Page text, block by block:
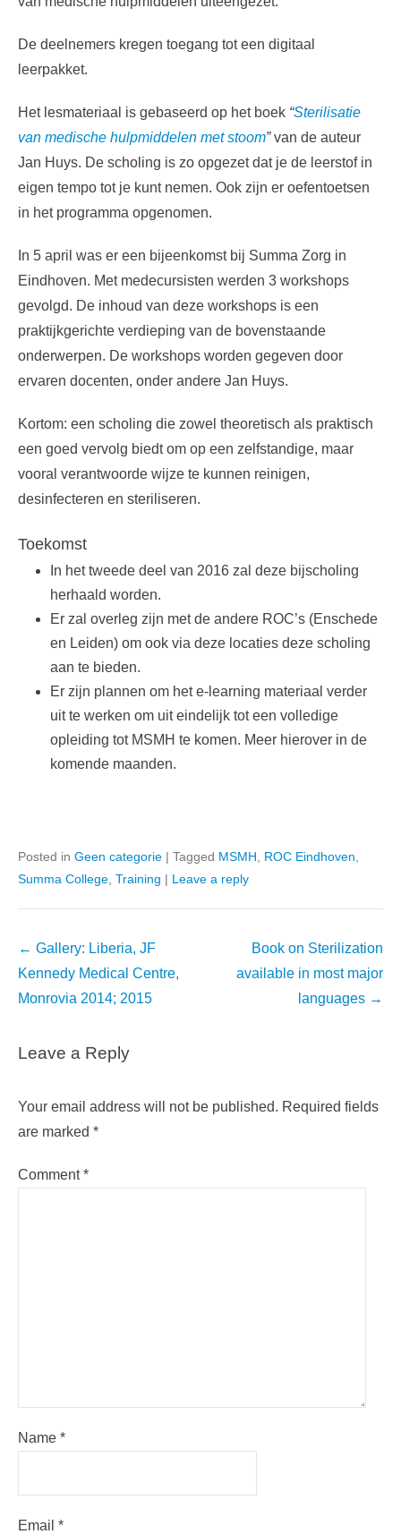
De deelnemers kregen toegang tot een digitaal
leerpakket.
Het lesmateriaal is gebaseerd op het boek “Sterilisatie
van medische hulpmiddelen met stoom”van de auteur
Jan Huys. De scholing is zo opgezet dat je de leerstof in
eigen tempo tot je kunt nemen. Ook zijn er oefentoetsen
in het programma opgenomen.
In 5 april was er een bijeenkomst bij Summa Zorg in
Eindhoven. Met medecursisten werden 3 workshops
gevolgd. De inhoud van deze workshops is een
praktijkgerichte verdieping van de bovenstaande
onderwerpen. De workshops worden gegeven door
ervaren docenten, onder andere Jan Huys.
Kortom: een scholing die zowel theoretisch als praktisch
een goed vervolg biedt om op een zelfstandige, maar
vooral verantwoorde wijze te kunnen reinigen,
desinfecteren en steriliseren.
Toekomst
In het tweede deel van 2016 zal deze bijscholing
herhaald worden.
Er zal overleg zijn met de andere ROC’s (Enschede
en Leiden) om ook via deze locaties deze scholing
aan te bieden.
Er zijn plannen om het e-learning materiaal verder
uit te werken om uit eindelijk tot een volledige
opleiding tot MSMH te komen. Meer hierover in de
komende maanden.
Posted in Geen categorie | Tagged MSMH ROC Eindhoven
Summa College Training | Leave a reply
Post
navigation
← Gallery: Liberia, JF
Kennedy Medical Centre,
Monrovia 2014; 2015
Book on Sterilization
available in most major
languages →
Leave a Reply
Your email address will not be published. Required fields
are marked *
Comment*
Name *
Email *